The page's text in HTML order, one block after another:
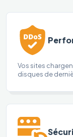
Vos sites
disques de